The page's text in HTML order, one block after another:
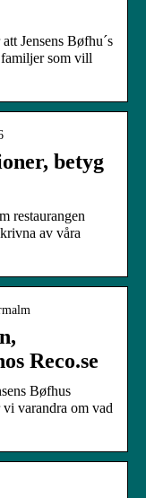
Jensens Bøfhu´s
familjer som vill
betyg
restaurangen
av våra
Reco.se
Bøfhus
vi varandra om vad